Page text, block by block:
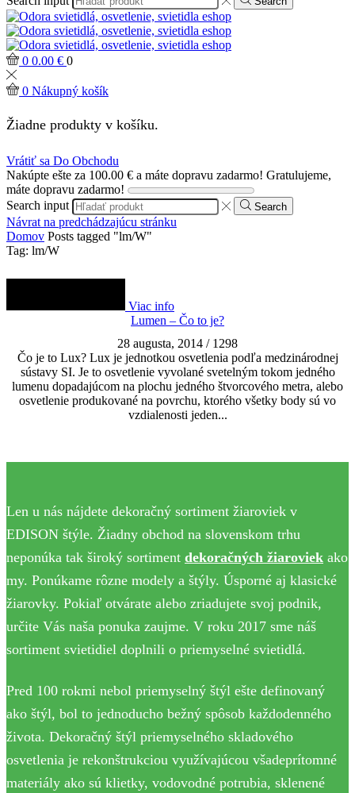
0 0.00 € 0
0 Nákupný košík
Žiadne produkty v košíku.
Vrátiť sa Do Obchodu
Nakúpte ešte za 100.00 € a máte dopravu zadarmo! Gratulujeme,
máte dopravu zadarmo!
Search input
Search
Návrat na predchádzajúcu stránku
Domov Posts tagged "lm/W"
Tag: lm/W
Viac info
Lumen – Čo to je?
28 augusta, 2014 / 1298
Čo je to Lux? Lux je jednotkou osvetlenia podľa medzinárodnej
sústavy SI. Je to osvetlenie vyvolané svetelným tokom jedného
lumenu dopadajúcom na plochu jedného štvorcového metra, alebo
osvetlenie produkované na povrchu, ktorého všetky body sú vo
vzdialenosti jeden...
Len u nás nájdete dekoračný sortiment žiaroviek v
EDISON štýle. Žiadny obchod na slovenskom trhu
neponúka tak široký sortiment dekoračných žiaroviek ako
my. Ponúkame rôzne modely a štýly. Úsporné aj klasické
žiarovky. Pokiaľ otvárate alebo zriadujete svoj podnik,
určite Vás naša ponuka zaujme. V roku 2017 sme náš
sortiment svietidiel doplnili o priemyselné svietidlá.
Pred 100 rokmi nebol priemyselný štýl ešte definovaný
ako štýl, bol to jednoducho bežný spôsob každodenného
života. Dekoračný štýl priemyselného skladového
osvetlenia je rekonštrukciou využívajúcou všadeprítomné
materiály ako sú klietky, vodovodné potrubia, sklenené